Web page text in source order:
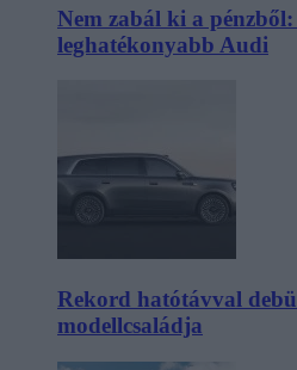
Nem zabál ki a pénzből:
leghatékonyabb Audi
Rekord hatótávval
modellcsaládja